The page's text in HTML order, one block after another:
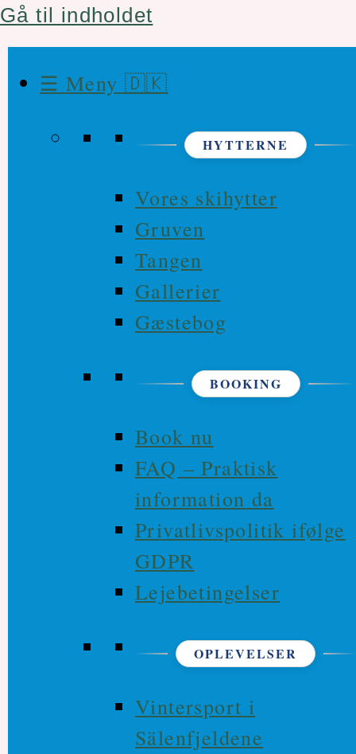
Gå til indholdet
☰ Meny 🇩🇰
HYTTERNE
Vores skihytter
Gruven
Tangen
Gallerier
Gæstebog
BOOKING
Book nu
FAQ – Praktisk
information da
Privatlivspolitik ifølge
GDPR
Lejebetingelser
OPLEVELSER
Vintersport i
Sälenfjeldene